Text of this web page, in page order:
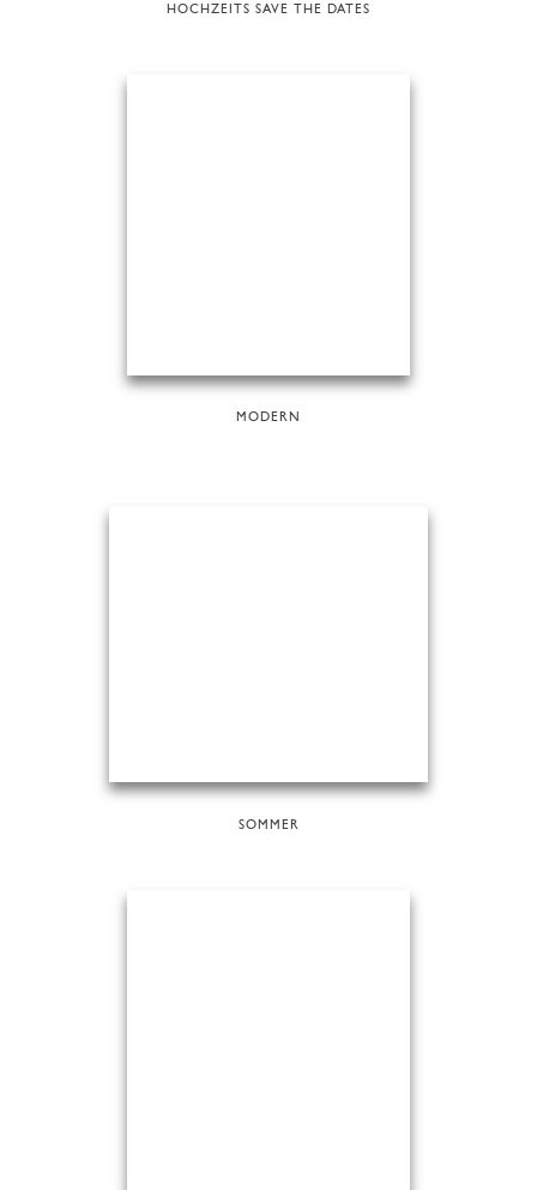
HOCHZEITS SAVE THE DATES
MODERN
SOMMER